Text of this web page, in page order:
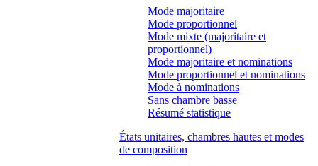
Mode majoritaire
Mode proportionnel
Mode mixte (majoritaire et
proportionnel)
Mode majoritaire et nominations
Mode proportionnel et nominations
Mode à nominations
Sans chambre basse
Résumé statistique
États unitaires, chambres hautes et modes
de composition